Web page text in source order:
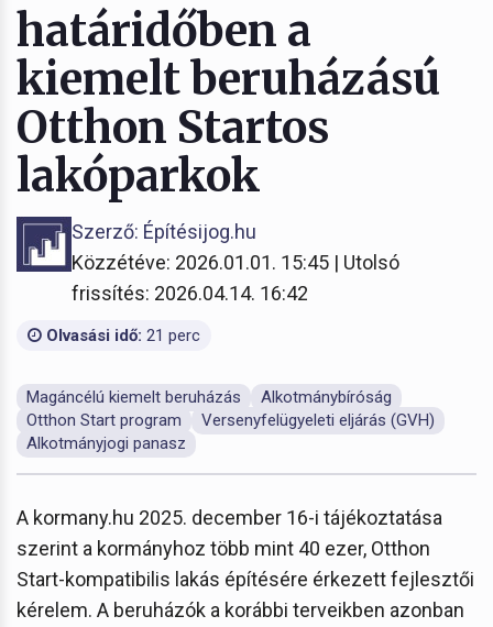
határidőben a
kiemelt beruházású
Otthon Startos
lakóparkok
Szerző: Építésijog.hu
Közzétéve: 2026.01.01. 15:45 | Utolsó
frissítés: 2026.04.14. 16:42
Olvasási idő: 21 perc
Magáncélú kiemelt beruházás
Alkotmánybíróság
Otthon Start program
Versenyfelügyeleti eljárás (GVH)
Alkotmányjogi panasz
A kormany.hu 2025. december 16-i tájékoztatása
szerint a kormányhoz több mint 40 ezer, Otthon
Start-kompatibilis lakás építésére érkezett fejlesztői
kérelem. A beruházók a korábbi terveikben azonban